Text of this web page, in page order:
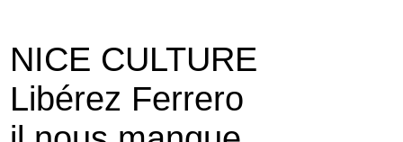
NICE CULTURE
Libérez Ferrero